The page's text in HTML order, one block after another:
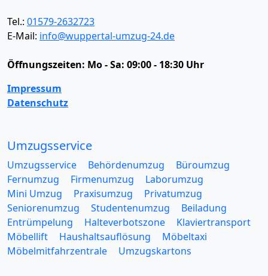
Tel.: 01579-2632723
E-Mail: info@wuppertal-umzug-24.de
Öffnungszeiten: Mo - Sa: 09:00 - 18:30 Uhr
Impressum
Datenschutz
Umzugsservice
Umzugsservice Behördenumzug
Büroumzug
Fernumzug
Firmenumzug
Laborumzug
Mini Umzug
Praxisumzug
Privatumzug
Seniorenumzug
Studentenumzug
Beiladung
Entrümpelung
Halteverbotszone
Klaviertransport
Möbellift
Haushaltsauflösung
Möbeltaxi
Möbelmitfahrzentrale
Umzugskartons